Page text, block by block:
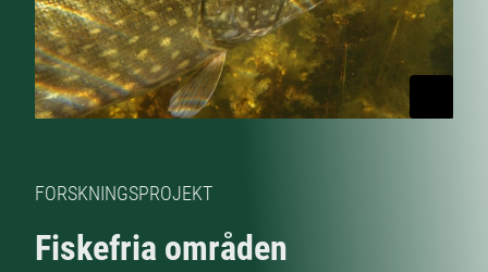
FORSKNINGSPROJEKT
Fiskefria områden